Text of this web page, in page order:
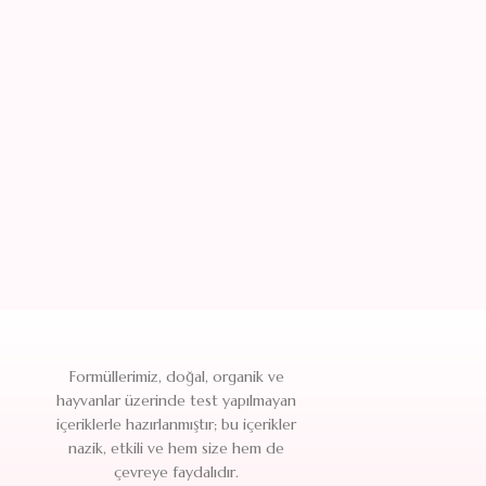
Formüllerimiz, doğal, organik ve
hayvanlar üzerinde test yapılmayan
içeriklerle hazırlanmıştır; bu içerikler
nazik, etkili ve hem size hem de
çevreye faydalıdır.